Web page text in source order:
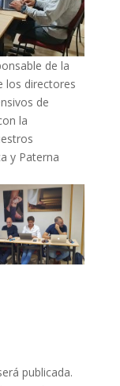
de la
los directores
de
la
y Paterna
publicada.